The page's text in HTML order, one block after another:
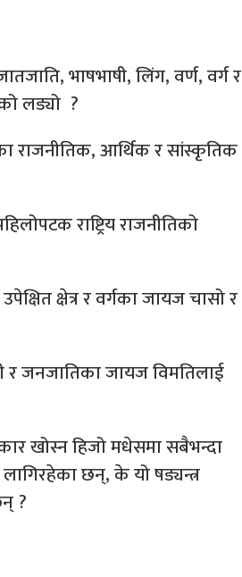
भाषभाषी, लिंग, वर्ण, वर्ग र
लड्यो ?
राजनीतिक, आर्थिक र सांस्कृतिक
राष्ट्रिय राजनीतिको
क्षेत्र र वर्गका जायज चासो र
र जनजातिका जायज विमतिलाई
खोस्न हिजो मधेसमा सबैभन्दा
छन्, के यो षड्यन्त्र
?